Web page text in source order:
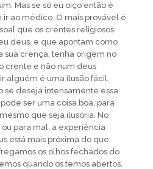
Mas se só eu oiço então é
ao médico. O mais provável é
que os crentes religiosos
deus, e que apontam como
sua crença, tenha origem no
crente e não num deus
alguém é uma ilusão fácil,
se deseja intensamente essa
ser uma coisa boa, para
que seja ilusória. No
para mal, a experiência
está mais próxima do que
os olhos fechados do
quando os temos abertos.